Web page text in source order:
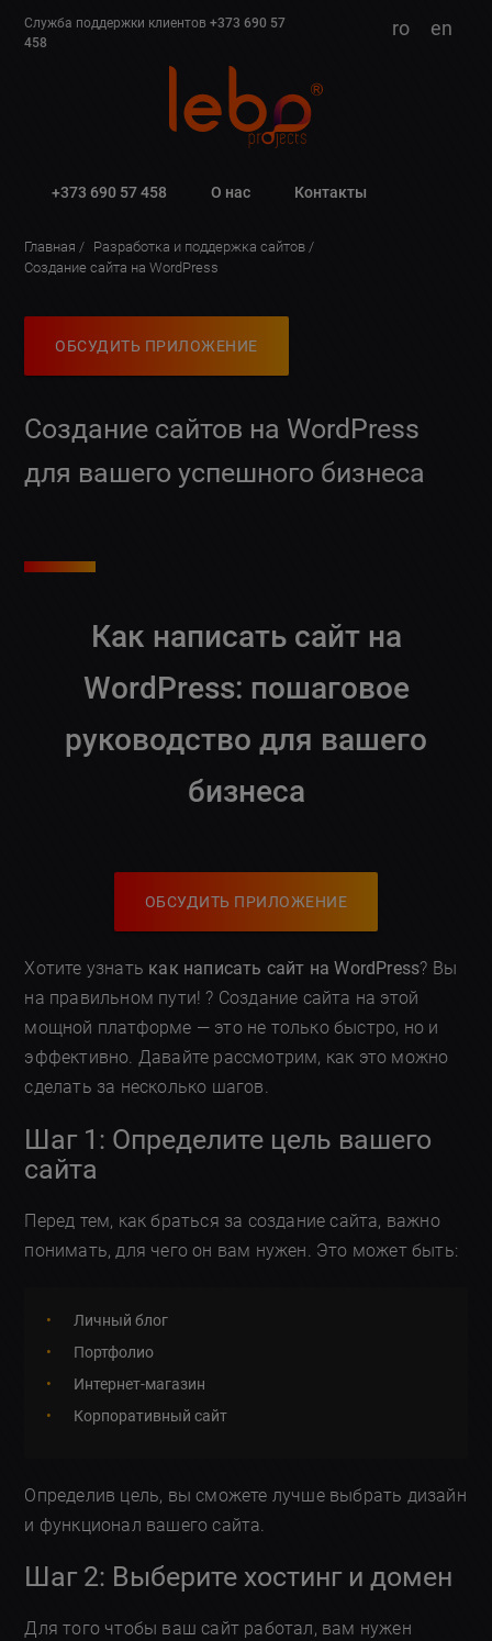
Служба поддержки клиентов+373 690 57
458
ro en
+373 690 57 458 О нас Контакты
Главная
Разработка и поддержка сайтов
Создание сайта на WordPress
ОБСУДИТЬ ПРИЛОЖЕНИЕ
Создание сайтов на WordPress
для вашего успешного бизнеса
Как написать сайт на
WordPress: пошаговое
руководство для вашего
бизнеса
ОБСУДИТЬ ПРИЛОЖЕНИЕ
Хотите узнать как написать сайт на WordPress? Вы
на правильном пути! ? Создание сайта на этой
мощной платформе — это не только быстро, но и
эффективно. Давайте рассмотрим, как это можно
сделать за несколько шагов.
Шаг 1: Определите цель вашего
сайта
Перед тем, как браться за создание сайта, важно
понимать, для чего он вам нужен. Это может быть:
Личный блог
Портфолио
Интернет-магазин
Корпоративный сайт
Определив цель, вы сможете лучше выбрать дизайн
и функционал вашего сайта.
Шаг 2: Выберите хостинг и домен
Для того чтобы ваш сайт работал, вам нужен